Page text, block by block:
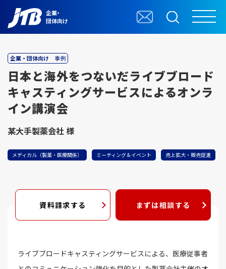
企業・
団体向け
企業・団体向け 事例
日本と海外をつないだライブブロード
キャスティングサービスによるオンラ
イン講演会
某大手製薬会社 様
メディカル（製薬・医療関係） ミーティング＆イベント 売上拡大・販売促進
資料請求する まずは相談する
ライブブロードキャスティングサービスによる、医療従事者